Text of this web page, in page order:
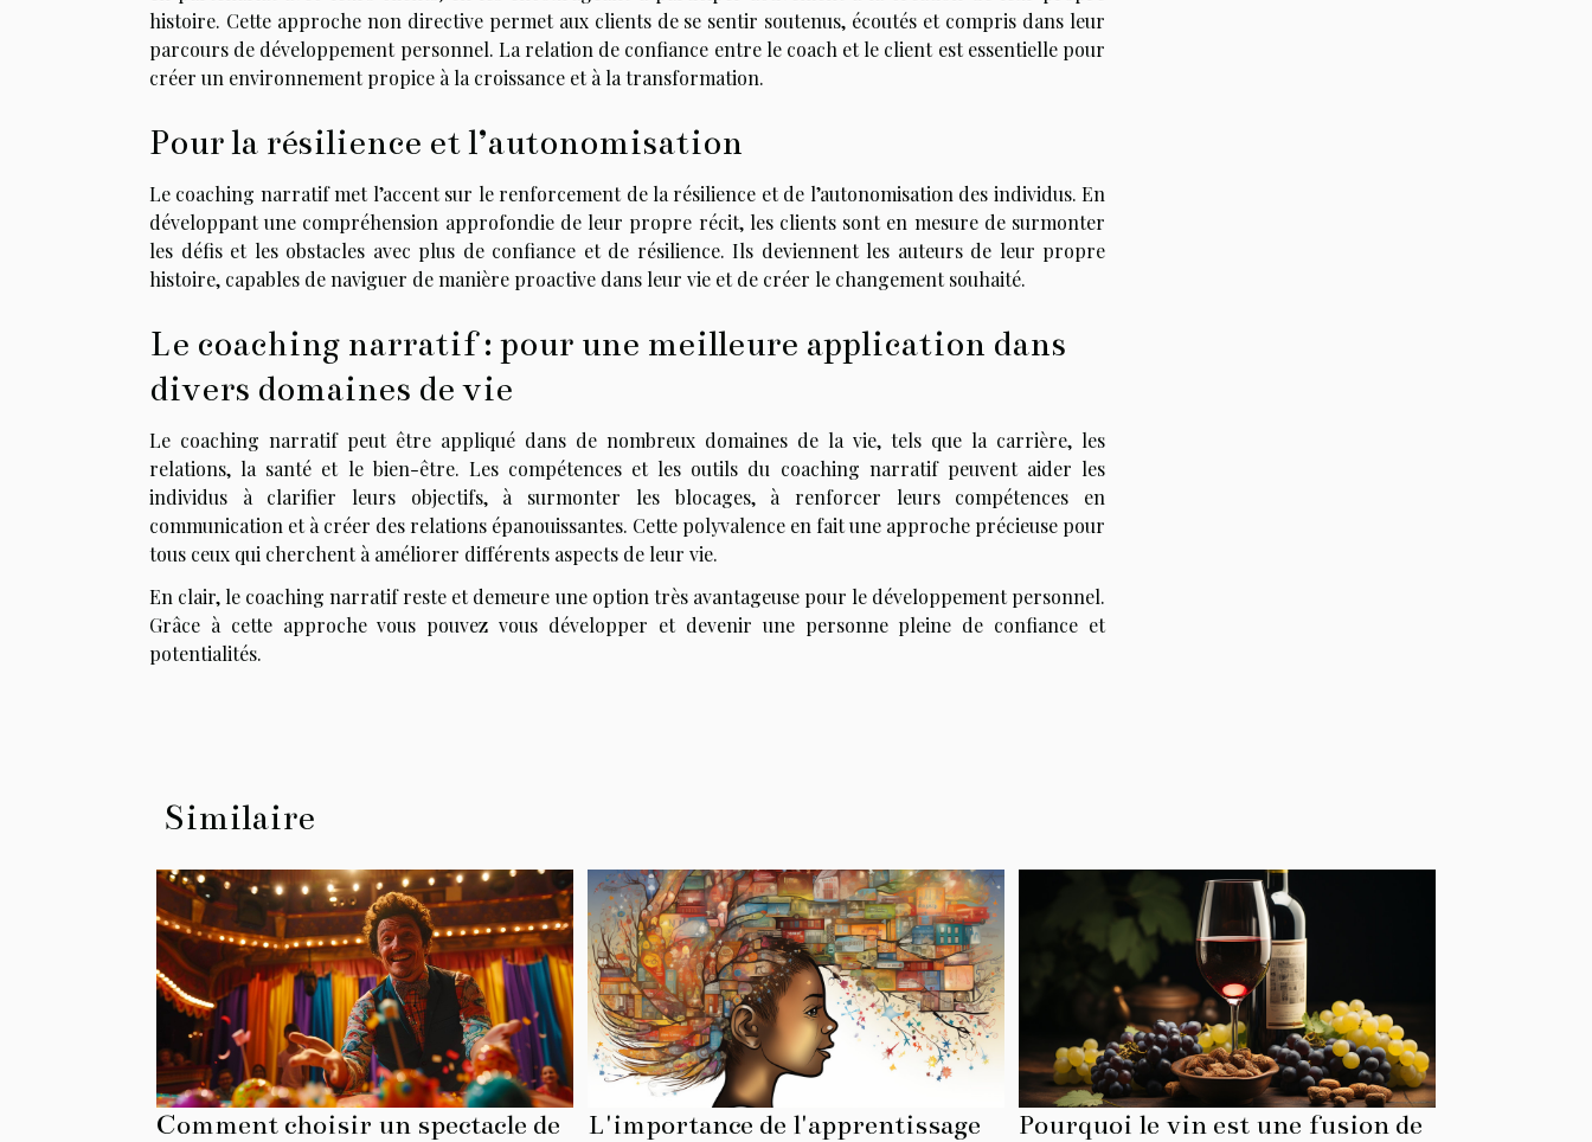
histoire. Cette approche non directive permet aux clients de se sentir soutenus, écoutés et compris dans leur
parcours de développement personnel. La relation de confiance entre le coach et le client est essentielle pour
créer un environnement propice à la croissance et à la transformation.
Pour la résilience et l’autonomisation
Le coaching narratif met l’accent sur le renforcement de la résilience et de l’autonomisation des individus. En
développant une compréhension approfondie de leur propre récit, les clients sont en mesure de surmonter
les défis et les obstacles avec plus de confiance et de résilience. Ils deviennent les auteurs de leur propre
histoire, capables de naviguer de manière proactive dans leur vie et de créer le changement souhaité.
Le coaching narratif : pour une meilleure application dans
divers domaines de vie
Le coaching narratif peut être appliqué dans de nombreux domaines de la vie, tels que la carrière, les
relations, la santé et le bien-être. Les compétences et les outils du coaching narratif peuvent aider les
individus à clarifier leurs objectifs, à surmonter les blocages, à renforcer leurs compétences en
communication et à créer des relations épanouissantes. Cette polyvalence en fait une approche précieuse pour
tous ceux qui cherchent à améliorer différents aspects de leur vie.
En clair, le coaching narratif reste et demeure une option très avantageuse pour le développement personnel.
Grâce à cette approche vous pouvez vous développer et devenir une personne pleine de confiance et
potentialités.
Similaire
Comment choisir un spectacle de
L'importance de l'apprentissage
Pourquoi le vin est une fusion de